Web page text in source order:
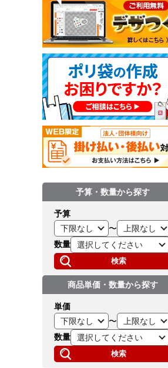
予算・数量から探す
予算
〜
数量
検索
商品単価・数量から探す
単価
〜
数量
検索